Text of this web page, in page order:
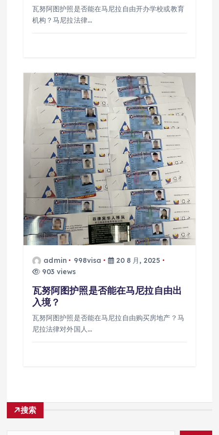
瓦努阿图护照是否能在马尼拉自由开办学校或教育
机构？马尼拉法律…
admin 998visa
20 8 月, 2025
903 views
瓦努阿图护照是否能在马尼拉自由出
入境？
瓦努阿图护照是否能在马尼拉自由购买房地产？马
尼拉法律对外国人…
搜索